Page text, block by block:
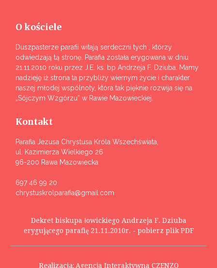
O kościele
Duszpasterze parafii witają serdeczni tych , którzy
odwiedzają tą stronę. Parafia została erygowana w dniu
21.11.2010 roku przez J.E. ks. bp Andrzeja F. Dziuba. Mamy
nadzieję iż strona ta przybliży wiernym życie i charakter
naszej młodej wspólnoty, która tak pięknie rozwija się na
„Sójczym Wzgórzu” w Rawie Mazowieckiej.
Kontakt
Parafia Jezusa Chrystusa Króla Wszechświata,
ul. Kazimierza Wielkiego 26
96-200 Rawa Mazowiecka
697 46 99 20
chrystuskrolparafia@gmail.com
Dekret biskupa łowickiego Andrzeja F. Dziuba
erygującego parafię 21.11.2010r. - pobierz plik PDF
Realizacja:Agencja Interaktywna CZENZO